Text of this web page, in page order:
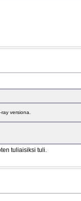
versiona.
tuliaisiksi tuli.